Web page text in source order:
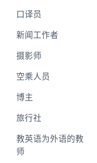
口译员
新闻工作者
摄影师
空乘人员
博主
旅行社
教英语为外语的教
师